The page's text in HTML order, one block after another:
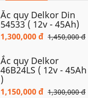
Ắc quy Delkor Din
54533 ( 12v - 45Ah)
1,300,000 đ 1,450,000 đ
Ắc quy Delkor
46B24LS ( 12v - 45Ah
)
1,150,000 đ 1,300,000 đ